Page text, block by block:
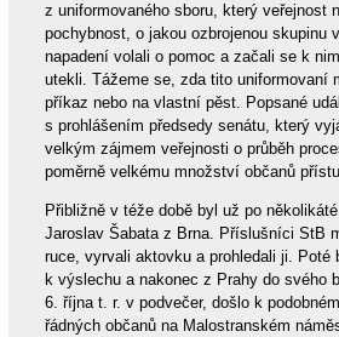
z uniformovaného sboru, který veřejnost
pochybnost, o jakou ozbrojenou skupinu
napadení volali o pomoc a začali se k
utekli. Tážeme se, zda tito uniformovaní
příkaz nebo na vlastní pěst. Popsané
s prohlášením předsedy senátu, který
velkým zájmem veřejnosti o průběh
poměrně velkému množství občanů
Přibližně v téže době byl už po
Jaroslav Šabata z Brna. Příslušníci StB
ruce, vyrvali aktovku a prohledali ji. Poté
k výslechu a nakonec z Prahy do svého
6. října t. r. v podvečer, došlo k
řádných občanů na Malostranském